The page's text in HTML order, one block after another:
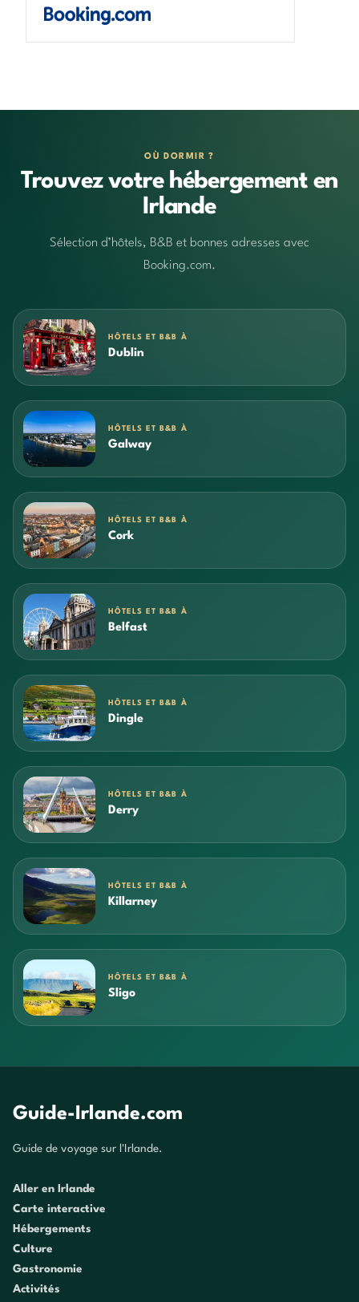
OÙ DORMIR ?
Trouvez votre hébergement en
Irlande
Sélection d’hôtels, B&B et bonnes adresses avec
Booking.com.
HÔTELS ET B&B À
Dublin
HÔTELS ET B&B À
Galway
HÔTELS ET B&B À
Cork
HÔTELS ET B&B À
Belfast
HÔTELS ET B&B À
Dingle
HÔTELS ET B&B À
Derry
HÔTELS ET B&B À
Killarney
HÔTELS ET B&B À
Sligo
Guide-Irlande.com
Guide de voyage sur l'Irlande.
Aller en Irlande
Carte interactive
Hébergements
Culture
Gastronomie
Activités